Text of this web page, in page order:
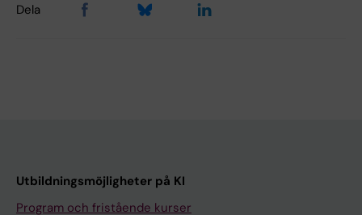
Dela
Utbildningsmöjligheter på KI
Program och fristående kurser